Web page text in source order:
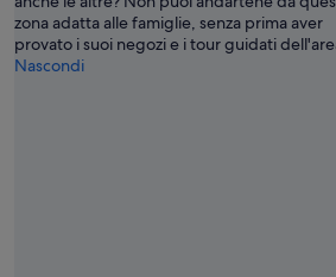
zona adatta alle famiglie, senza prima aver
provato i suoi negozi e i tour guidati
Nascondi